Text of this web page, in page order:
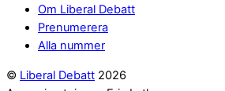
Om Liberal Debatt
Prenumerera
Alla nummer
© Liberal Debatt 2026